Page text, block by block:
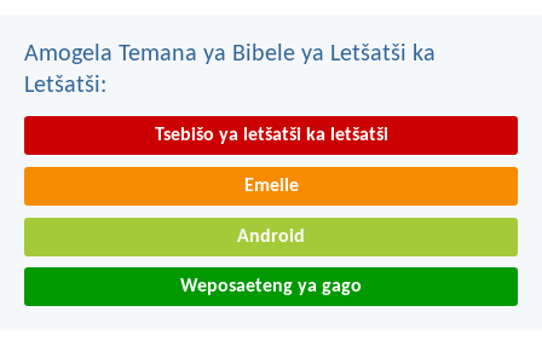
Amogela Temana ya Bibele ya Letšatši ka
Letšatši:
Tsebišo ya letšatši ka letšatši
Emeile
Android
Weposaeteng ya gago